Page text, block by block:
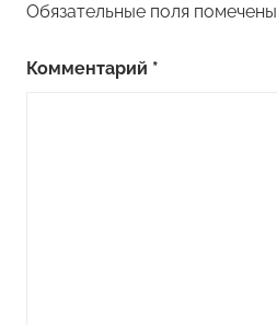
Обязательные поля помечены
Комментарий *